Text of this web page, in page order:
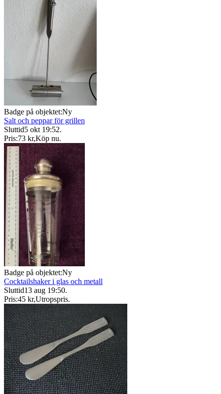
Badge på objektet:Ny
Salt och peppar för grillen
Sluttid5 okt 19:52.
Pris:73 kr,Köp nu.
Badge på objektet:Ny
Cocktailshaker i glas och metall
Sluttid13 aug 19:50.
Pris:45 kr,Utropspris.